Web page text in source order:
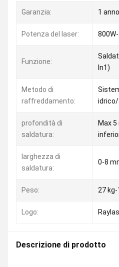
Garanzia: 1 anno
Potenza del laser:
Funzione:
In1)
Metodo di
raffreddamento:
profondità di
saldatura:
Max
larghezza di
saldatura:
0-8
Peso: 27
Logo:
Descrizione di prodotto